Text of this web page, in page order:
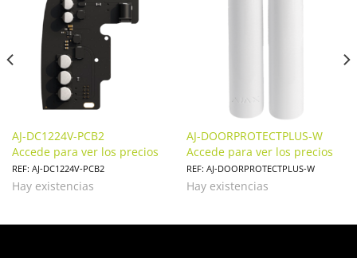
AJ-DC1224V-PCB2
Accede para ver los precios
REF: AJ-DC1224V-PCB2
Hay existencias
AJ-DOORPROTECTPLUS-W
Accede para ver los precios
REF: AJ-DOORPROTECTPLUS-W
Hay existencias